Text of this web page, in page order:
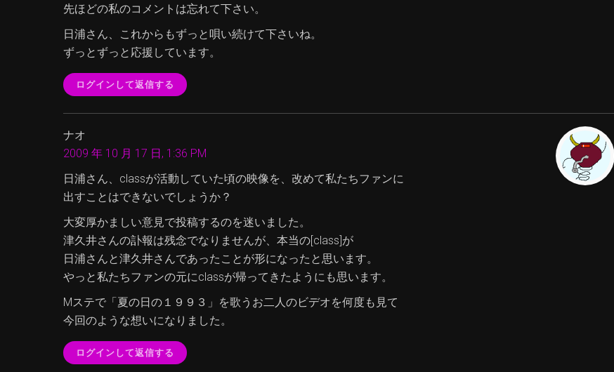
先ほどの私のコメントは忘れて下さい。
日浦さん、これからもずっと唄い続けて下さいね。
ずっとずっと応援しています。
ログインして返信する
ナオ
2009 年 10 月 17 日, 1:36 PM
日浦さん、classが活動していた頃の映像を、改めて私たちファンに
出すことはできないでしょうか？
大変厚かましい意見で投稿するのを迷いました。
津久井さんの訃報は残念でなりませんが、本当の[class]が
日浦さんと津久井さんであったことが形になったと思います。
やっと私たちファンの元にclassが帰ってきたようにも思います。
Mステで「夏の日の１９９３」を歌うお二人のビデオを何度も見て
今回のような想いになりました。
ログインして返信する